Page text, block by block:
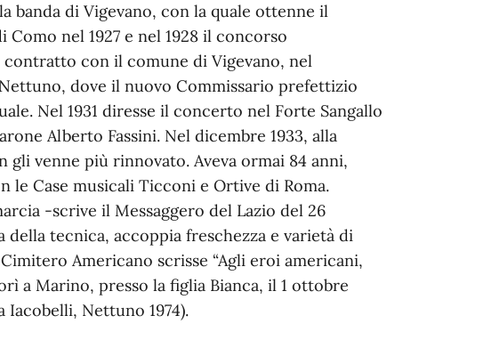
banda di Vigevano, con la quale ottenne il
nel 1927 e nel 1928 il concorso
con il comune di Vigevano, nel
dove il nuovo Commissario prefettizio
Nel 1931 diresse il concerto nel Forte Sangallo
Alberto Fassini. Nel dicembre 1933, alla
venne più rinnovato. Aveva ormai 84 anni,
le Case musicali Ticconi e Ortive di Roma.
-scrive il Messaggero del Lazio del 26
tecnica, accoppia freschezza e varietà di
Americano scrisse “Agli eroi americani,
a Marino, presso la figlia Bianca, il 1 ottobre
Iacobelli, Nettuno 1974).